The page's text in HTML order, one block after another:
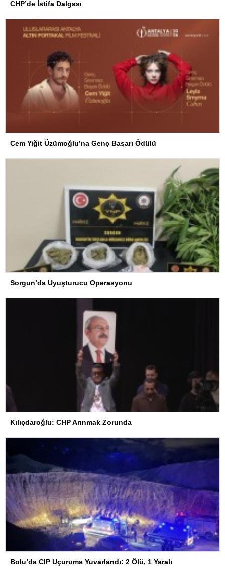
CHP’de İstifa Dalgası
Cem Yiğit Üzümoğlu’na Genç Başarı Ödülü
Sorgun’da Uyuşturucu Operasyonu
Kılıçdaroğlu: CHP Arınmak Zorunda
Bolu’da CIP Uçuruma Yuvarlandı: 2 Ölü, 1 Yaralı